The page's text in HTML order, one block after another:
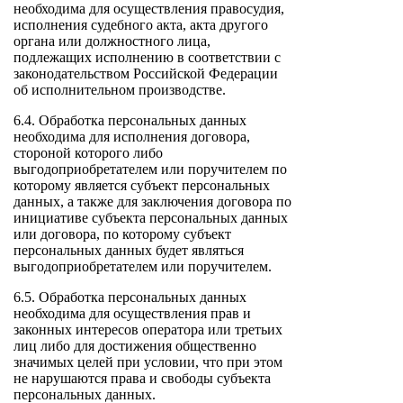
необходима для осуществления правосудия,
исполнения судебного акта, акта другого
органа или должностного лица,
подлежащих исполнению в соответствии с
законодательством Российской Федерации
об исполнительном производстве.
6.4. Обработка персональных данных
необходима для исполнения договора,
стороной которого либо
выгодоприобретателем или поручителем по
которому является субъект персональных
данных, а также для заключения договора по
инициативе субъекта персональных данных
или договора, по которому субъект
персональных данных будет являться
выгодоприобретателем или поручителем.
6.5. Обработка персональных данных
необходима для осуществления прав и
законных интересов оператора или третьих
лиц либо для достижения общественно
значимых целей при условии, что при этом
не нарушаются права и свободы субъекта
персональных данных.